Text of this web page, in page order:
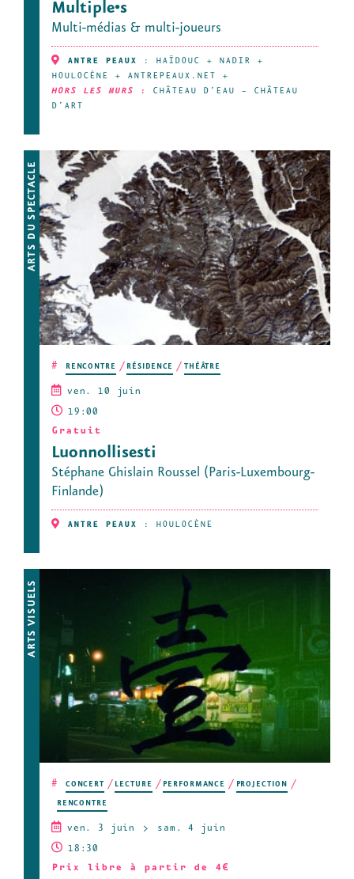
Multiple•s
Multi-médias & multi-joueurs
ANTRE PEAUX : HAÏDOUC + NADIR +
HOULOCÈNE + ANTREPEAUX.NET
+
HORS LES MURS
: CHÂTEAU D’EAU – CHÂTEAU
D’ART
ARTS DU SPECTACLE
# RENCONTRE RÉSIDENCE THÉÂTRE
ven. 10 juin
19:00
Gratuit
Luonnollisesti
Stéphane Ghislain Roussel (Paris-Luxembourg-
Finlande)
ANTRE PEAUX : HOULOCÈNE
ARTS VISUELS
# CONCERT LECTURE PERFORMANCE PROJECTION
RENCONTRE
ven. 3 juin sam. 4 juin
18:30
Prix libre à partir de 4€